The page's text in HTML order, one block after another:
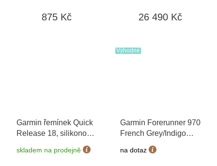
875 Kč 26 490 Kč
Garmin řemínek Quick
Release 18, silikonový
béžový, zlatá přezka
skladem na prodejně
Výhodné
Garmin Forerunner 970
French Grey/Indigo
010-02969-12
možnost výměny do 90
na dotaz